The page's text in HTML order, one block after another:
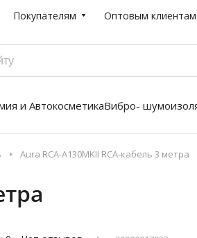
Покупателям Оптовым клиентам
и АвтокосметикаВибро-
Aura RCA-A130MKII RCA-кабель 3 метра